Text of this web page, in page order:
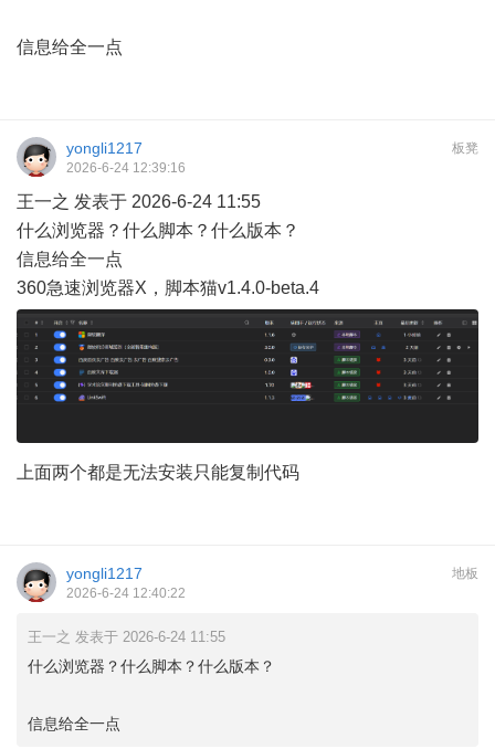
信息给全一点
板凳
yongli1217
2026-6-24 12:39:16
王一之 发表于 2026-6-24 11:55
什么浏览器？什么脚本？什么版本？
信息给全一点
360急速浏览器X，脚本猫v1.4.0-beta.4
上面两个都是无法安装只能复制代码
地板
yongli1217
2026-6-24 12:40:22
王一之 发表于 2026-6-24 11:55
什么浏览器？什么脚本？什么版本？
信息给全一点